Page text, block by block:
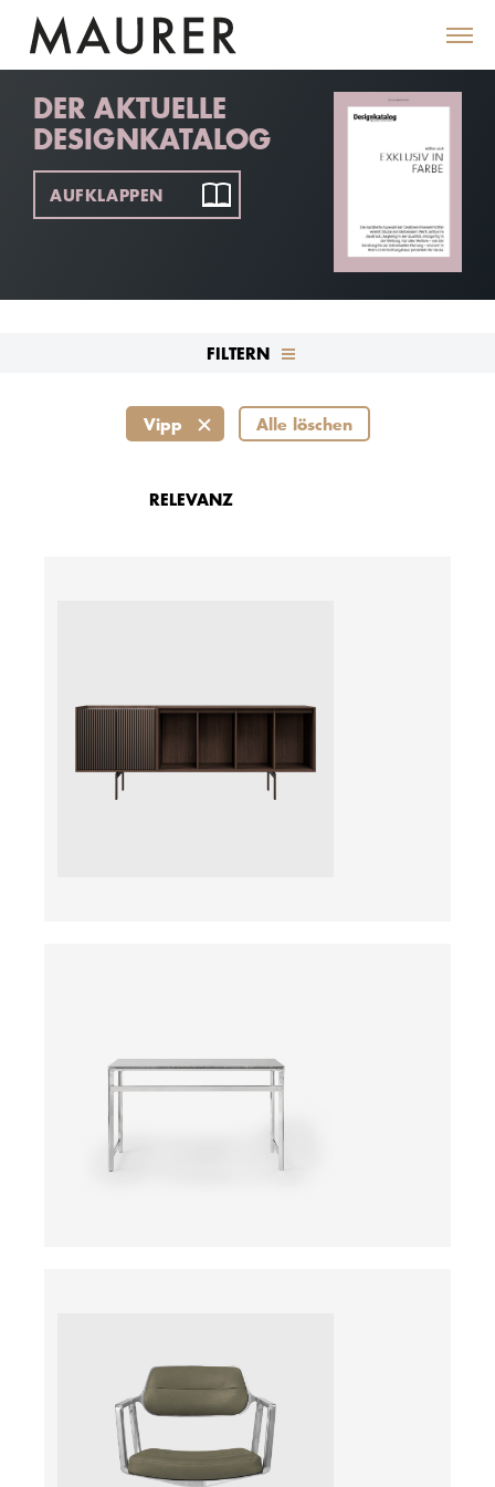
DER AKTUELLE
DESIGNKATALOG
AUFKLAPPEN
FILTERN
Vipp Alle löschen
RELEVANZ